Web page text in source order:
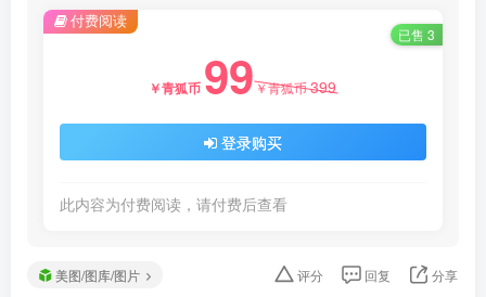
付费阅读
已售 3
￥青狐币 99￥青狐币399
登录购买
此内容为付费阅读，请付费后查看
美图/图库/图片 评分 回复 分享